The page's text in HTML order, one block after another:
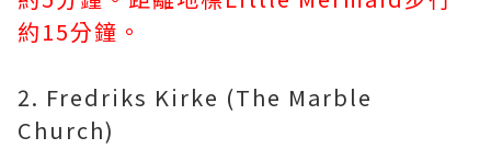
約15分鐘。
2. Fredriks Kirke (The Marble
Church)